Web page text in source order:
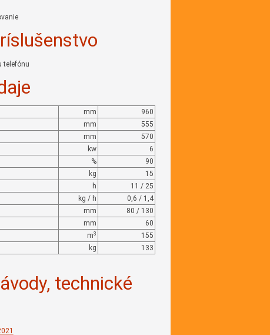
telefónu
mm
960
mm
555
mm
570
kw
6
%
90
kg
15
h
11 / 25
kg / h
0,6 / 1,4
mm
80 / 130
mm
60
m3
155
kg 133
technické